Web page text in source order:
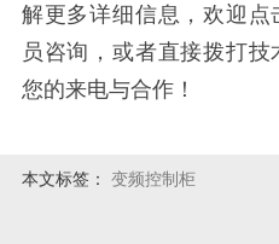
解更多详细信息，欢迎
员咨询，或者直接拨打
您的来电与合作！
本文标签： 变频控制柜